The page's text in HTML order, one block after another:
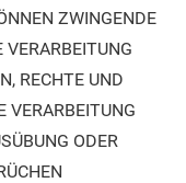
ZWINGENDE
VERARBEITUNG
RECHTE UND
VERARBEITUNG
ODER